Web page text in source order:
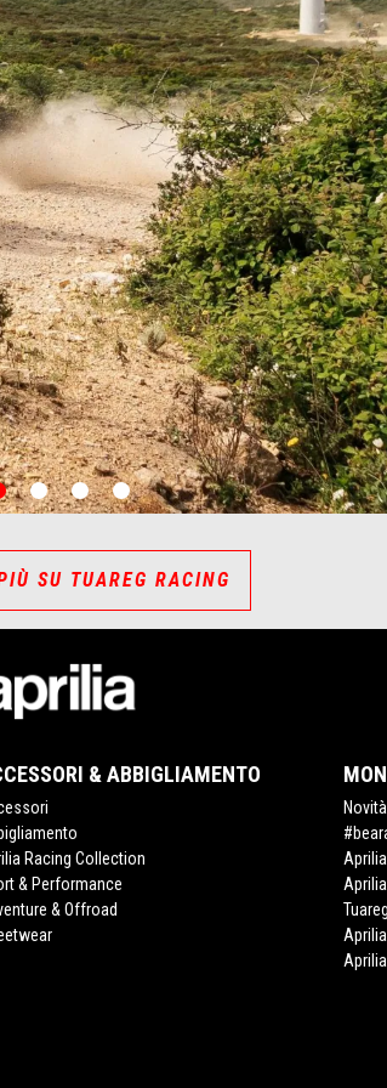
item
1
item
2
item
3
SU TUAREG RACING
& ABBIGLIAMENTO
Racing Collection
& Performance
& Offroad
Novità